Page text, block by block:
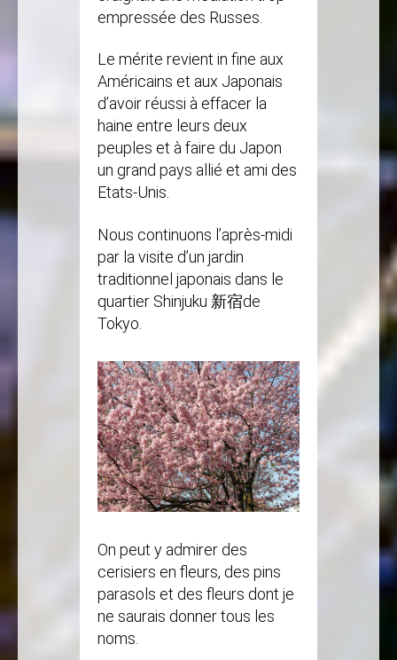
empressée des Russes.
Le mérite revient in fine aux
Américains et aux Japonais
d’avoir réussi à effacer la
haine entre leurs deux
peuples et à faire du Japon
un grand pays allié et ami des
Etats-Unis.
Nous continuons l’après-midi
par la visite d’un jardin
traditionnel japonais dans le
quartier Shinjuku 新宿de
Tokyo.
On peut y admirer des
cerisiers en fleurs, des pins
parasols et des fleurs dont je
ne saurais donner tous les
noms.